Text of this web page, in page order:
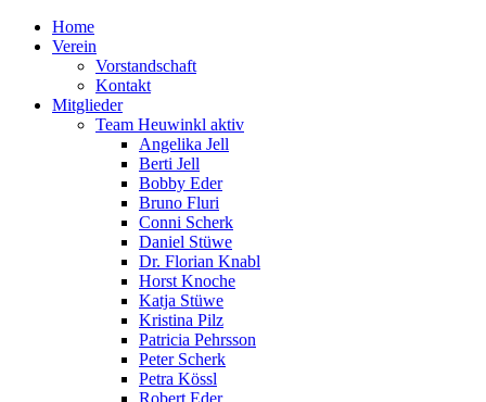
Home
Verein
Vorstandschaft
Kontakt
Mitglieder
Team Heuwinkl aktiv
Angelika Jell
Berti Jell
Bobby Eder
Bruno Fluri
Conni Scherk
Daniel Stüwe
Dr. Florian Knabl
Horst Knoche
Katja Stüwe
Kristina Pilz
Patricia Pehrsson
Peter Scherk
Petra Kössl
Robert Eder